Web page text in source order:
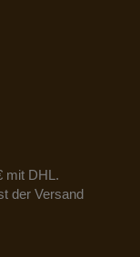
mit DHL.
der Versand